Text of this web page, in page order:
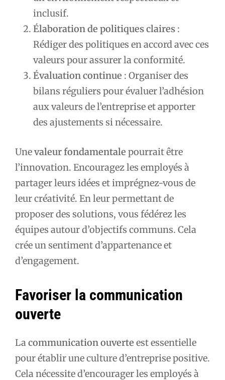
inclusif.
Élaboration de politiques claires :
Rédiger des politiques en accord avec ces
valeurs pour assurer la conformité.
Évaluation continue : Organiser des
bilans réguliers pour évaluer l’adhésion
aux valeurs de l’entreprise et apporter
des ajustements si nécessaire.
Unevaleur fondamentale pourrait être
l’innovation. Encouragez les employés à
partager leurs idées et imprégnez-vous de
leur créativité. En leur permettant de
proposer des solutions, vous fédérez les
équipes autour d’objectifs communs. Cela
crée un sentiment d’appartenance et
d’engagement.
Favoriser la communication
ouverte
Lacommunication ouverte est essentielle
pour établir une culture d’entreprise positive.
Cela nécessite d’encourager les employés à